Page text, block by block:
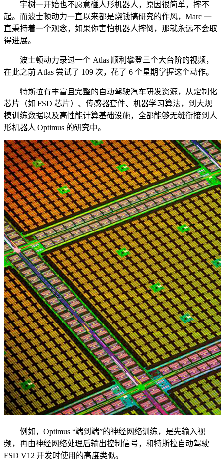
宇树一开始也不愿意碰人形机器人，原因很简单，摔不
起。而波士顿动力一直以来都是烧钱搞研究的作风，Marc 一
直秉持着一个观念，如果你害怕机器人摔倒，那就永远不会取
得进展。
波士顿动力录过一个 Atlas 顺利攀登三个大台阶的视频，
在此之前 Atlas 尝试了 109 次，花了 6 个星期掌握这个动作。
特斯拉有丰富且完整的自动驾驶汽车研发资源，从定制化
芯片（如 FSD 芯片）、传感器套件、机器学习算法，到大规
模训练数据以及高性能计算基础设施，全都能够无缝衔接到人
形机器人 Optimus 的研究中。
例如，Optimus “端到端”的神经网络训练，是先输入视
频，再由神经网络处理后输出控制信号，和特斯拉自动驾驶
FSD V12 开发时使用的高度类似。